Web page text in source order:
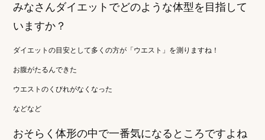
みなさんダイエットでどのような体型を目指して
いますか？
ダイエットの目安として多くの方が「ウエスト」を測りますね！
お腹がたるんできた
ウエストのくびれがなくなった
などなど
おそらく体形の中で一番気になるところですよね